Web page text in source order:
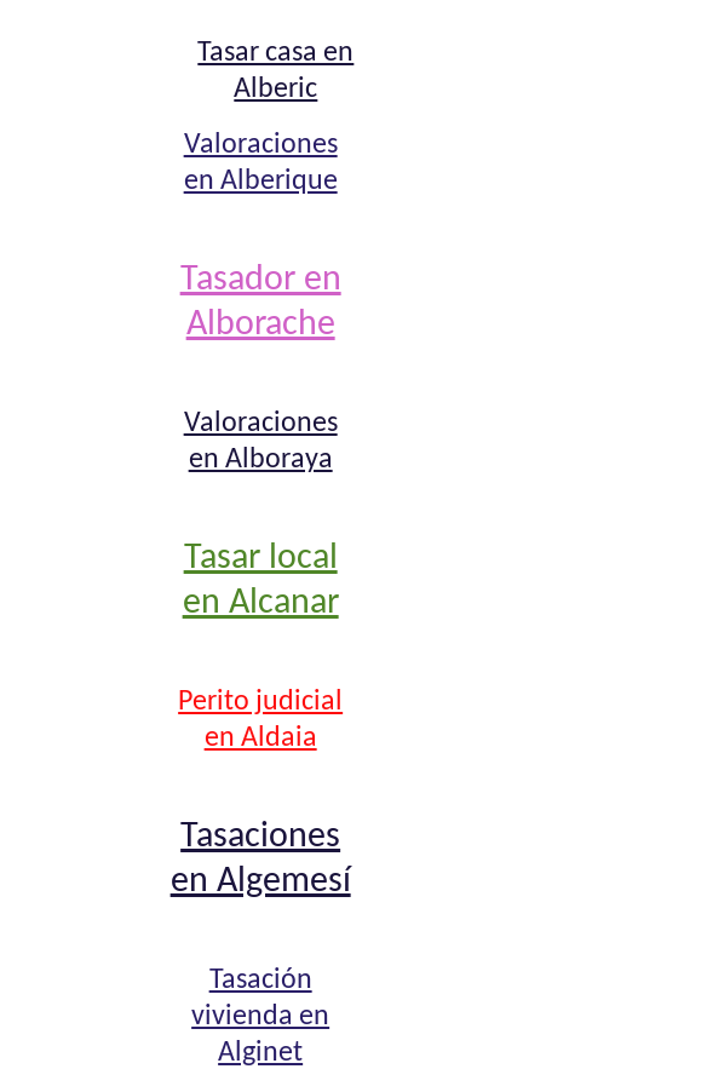
Tasar casa en
Alberic
Valoraciones
en Alberique
Tasador en
Alborache
Valoraciones
en Alboraya
Tasar local
en Alcanar
Perito judicial
en Aldaia
Tasaciones
en Algemesí
Tasación
vivienda en
Alginet